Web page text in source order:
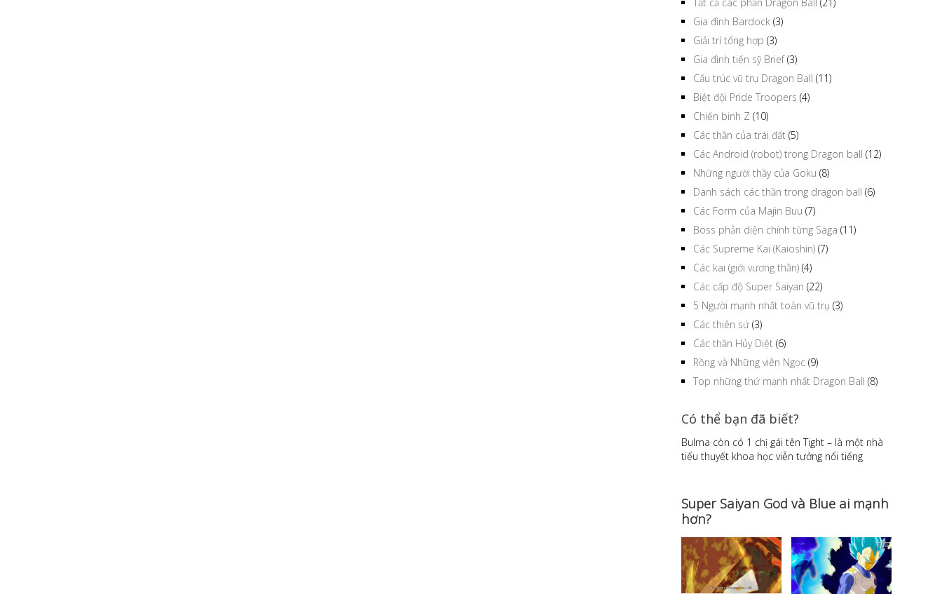
Gia đình Bardock (3)
Giải trí tổng hợp (3)
Gia đình tiến sỹ Brief(3)
Cấu trúc vũ trụ Dragon Ball (11)
Biệt đội Pride Troopers (4)
Chiến binh Z (10)
Các thần của trái đất (5)
Các Android (robot) trong Dragon ball (12)
Những người thầy của Goku (8)
Danh sách các thần trong dragon ball (6)
Các Form của Majin Buu (7)
Boss phản diện chính từng Saga (11)
Các Supreme Kai (Kaioshin) (7)
Các kai (giới vương thần) (4)
Các cấp độ Super Saiyan (22)
5 Người mạnh nhất toàn vũ trụ (3)
Các thiên sứ (3)
Các thần Hủy Diệt (6)
Rồng và Những viên Ngọc (9)
Top những thứ mạnh nhất Dragon Ball (8)
Có thể bạn đã biết?
Bulma còn có 1 chị gái tên Tight – là một nhà
tiểu thuyết khoa học viễn tưởng nổi tiếng
Super Saiyan God và Blue ai mạnh
hơn?